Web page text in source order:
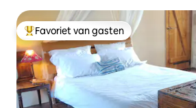
Topfavoriet van gasten
Favoriet van gasten